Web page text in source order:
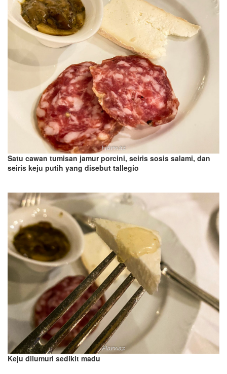
Satu cawan tumisan jamur porcini, seiris sosis salami, dan
seiris keju putih yang disebut tallegio
Keju dilumuri sedikit madu